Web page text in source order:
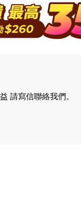
請寫信聯絡我們。